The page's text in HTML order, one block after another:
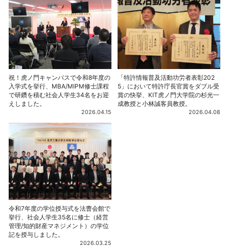
祝！虎ノ門キャンパスで令和8年度の
入学式を挙行、MBA/MIPM修士課程
で研鑽を積む社会人学生34名をお迎
えしました。
2026.04.15
「特許情報普及活動功労者表彰202
5」において特許庁長官賞をダブル受
賞の快挙、KIT虎ノ門大学院の杉光一
成教授と小林誠客員教授。
2026.04.08
令和7年度の学位授与式を法曹会館で
挙行、社会人学生35名に修士（経営
管理/知的財産マネジメント）の学位
記を授与しました。
2026.03.25